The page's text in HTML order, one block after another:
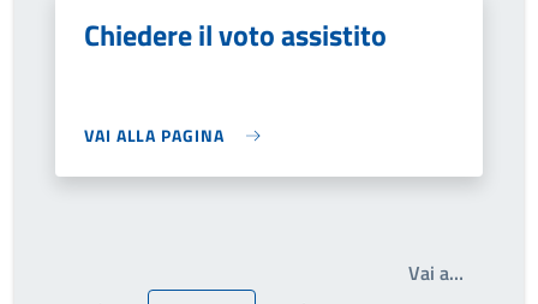
Chiedere il voto assistito
VAI ALLA PAGINA
Vai a…